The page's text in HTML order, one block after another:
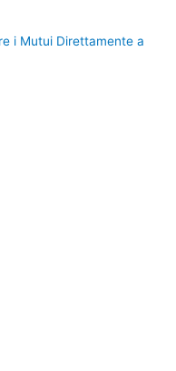
i Mutui Direttamente a